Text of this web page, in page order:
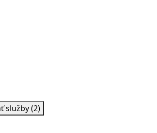
služby(2)